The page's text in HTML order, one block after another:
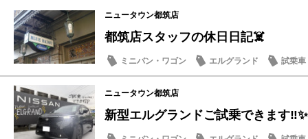
ニュータウン都筑店
都筑店スタッフの休日日記☠️
ミニバン・ワゴン エルグランド
試乗車
豆知識
ニュータウン都筑店
新型エルグランドご試乗できます‼️✨